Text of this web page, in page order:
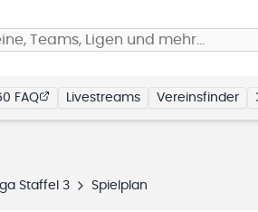
Teams, Ligen und mehr…
FAQ Livestreams Vereinsfinder
Staffel 3 Spielplan